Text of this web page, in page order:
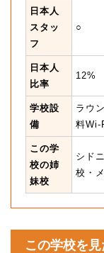
日本人
スタッ
フ
○
日本人
比率
12%
学校設
備
ラウ
料Wi-
この学
校の姉
妹校
シド
校・
この学校を